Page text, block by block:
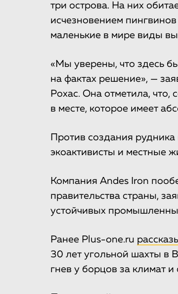
три острова. На них
исчезновением
маленькие в мире виды
«Мы уверены, что здесь
на фактах решение», —
Рохас. Она отметила, что,
в месте, которое имеет
Против создания
экоактивисты и местные
Компания Andes Iron
правительства страны,
устойчивых
Ранее Plus-one.ru
30 лет угольной шахты в
гнев у борцов за климат